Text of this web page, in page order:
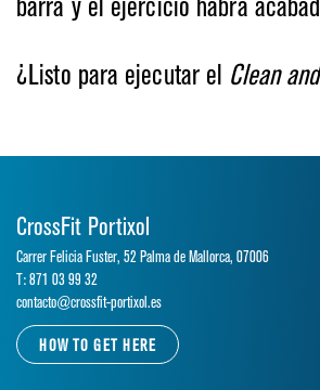
barra y el ejercicio habrá
¿Listo para ejecutar el Clean
CrossFit Portixol
Carrer Felicia Fuster, 52 Palma de Mallorca, 07006
T: 871 03 99 32
contacto@crossfit-portixol.es
HOW TO GET HERE